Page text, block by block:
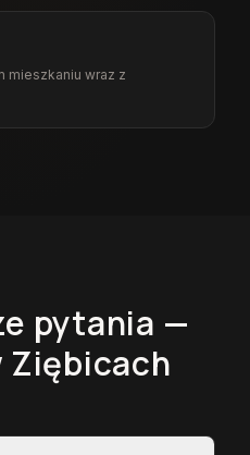
mieszkaniu wraz z
pytania —
Ziębicach